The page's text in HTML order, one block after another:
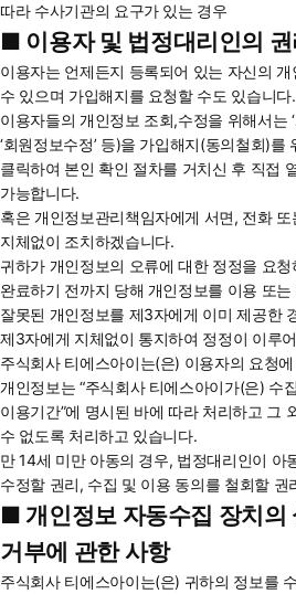
따라 수사기관의 요구가 있는 경우
■ 이용자 및 법정대리인의
이용자는 언제든지 등록되어 있는 자신의
수 있으며 가입해지를 요청할 수도 있습니다.
이용자들의 개인정보 조회,수정을 위해서는
‘회원정보수정’ 등)을 가입해지(동의철회)를
클릭하여 본인 확인 절차를 거치신 후 직접
가능합니다.
혹은 개인정보관리책임자에게 서면, 전화
지체없이 조치하겠습니다.
귀하가 개인정보의 오류에 대한 정정을 요
완료하기 전까지 당해 개인정보를 이용 또
잘못된 개인정보를 제3자에게 이미 제공한
제3자에게 지체없이 통지하여 정정이 이루
주식회사 티에스아이는(은) 이용자의 요청
개인정보는 “주식회사 티에스아이가(은) 수
이용기간”에 명시된 바에 따라 처리하고 그
수 없도록 처리하고 있습니다.
만 14세 미만 아동의 경우, 법정대리인이 아
수정할 권리, 수집 및 이용 동의를 철회할 권
■ 개인정보 자동수집 장치의
거부에 관한 사항
주식회사 티에스아이는(은) 귀하의 정보를